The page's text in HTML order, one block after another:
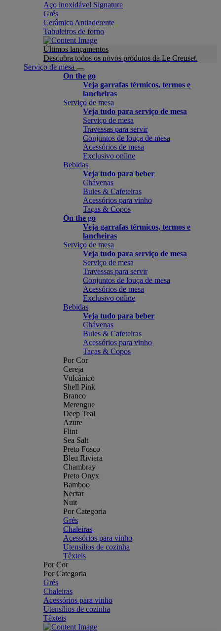
Aço inoxidável Signature
Grés
Cerâmica Antiaderente
Tabuleiros de forno
Últimos lançamentos
Descubra todos os novos produtos da Le Creuset.
Serviço de mesa
On the go
Veja garrafas térmicos, termos e
lancheiras
Serviço de mesa
Veja tudo para serviço de mesa
Serviço de mesa
Travessas para servir
Conjuntos de louça de mesa
Acessórios de mesa
Exclusivo online
Bebidas
Veja tudo para beber
Chávenas
Bules & Cafeteiras
Acessórios para vinho
Taças & Copos
On the go
Veja garrafas térmicos, termos e
lancheiras
Serviço de mesa
Veja tudo para serviço de mesa
Serviço de mesa
Travessas para servir
Conjuntos de louça de mesa
Acessórios de mesa
Exclusivo online
Bebidas
Veja tudo para beber
Chávenas
Bules & Cafeteiras
Acessórios para vinho
Taças & Copos
Por Cor
Cereja
Vulcânico
Shell Pink
Branco
Merengue
Deep Teal
Azure
Flint
Sea Salt
Preto Fosco
Bleu Riviera
Chambray
Preto Onyx
Bamboo
Nectar
Nuit
Por Categoria
Grés
Chaleiras
Acessórios para vinho
Utensílios de cozinha
Têxteis
Por Cor
Por Categoria
Grés
Chaleiras
Acessórios para vinho
Utensílios de cozinha
Têxteis